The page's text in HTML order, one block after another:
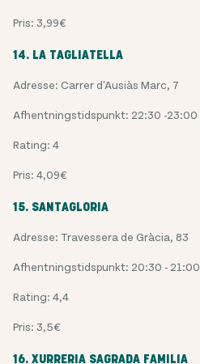
Pris: 3,99€
14. LA TAGLIATELLA
Adresse: Carrer d'Ausiàs Marc, 7
Afhentningstidspunkt: 22:30 -23:00
Rating: 4
Pris: 4,09€
15. SANTAGLORIA
Adresse: Travessera de Gràcia, 83
Afhentningstidspunkt: 20:30 - 21:00
Rating: 4,4
Pris: 3,5€
16. XURRERIA SAGRADA FAMILIA